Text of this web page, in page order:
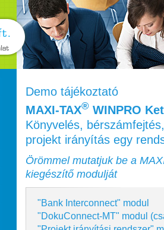
Demo tájékoztató
MAXI‑TAX® WINPRO
Könyvelés,
projekt irányítás egy
Örömmel mutatjuk be a
kiegészítő modulját
"Bank Interconnect" modul
"DokuConnect-MT" modul